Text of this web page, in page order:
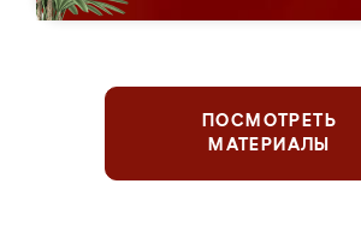
ПОСМОТРЕТЬ
МАТЕРИАЛЫ